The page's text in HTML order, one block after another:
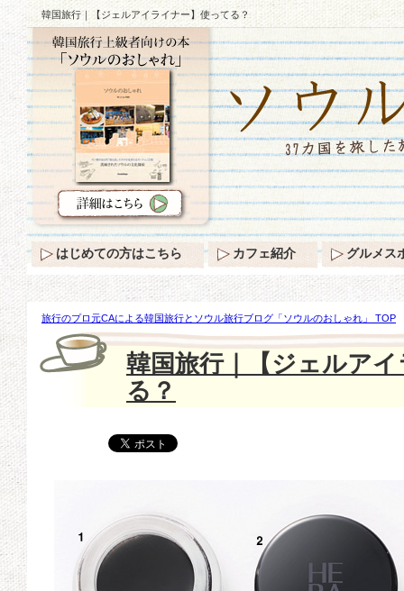
韓国旅行｜【ジェルアイライナー】使ってる？
旅行のプロ元CAによる韓国旅行とソウル旅行ブログ「ソウルのおしゃれ」 TOP
ナー】使ってる？
韓国旅行｜【ジェルア
る？
はじめての方はこちら カフェ紹介 グルメス